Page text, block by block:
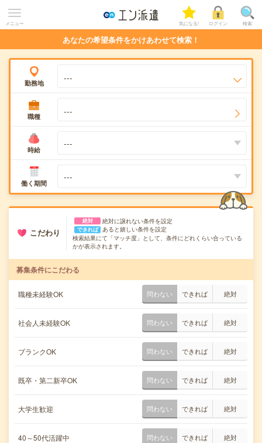
メニュー 気になる! ログイン 検索
あなたの希望条件をかけあわせて検索！
勤務地 ---
職種 ---
時給
働く期間
こだわり
絶対 絶対に譲れない条件を設定
できれば あると嬉しい条件を設定
検索結果にて「マッチ度」として、条件にどれくらい合っている
かが表示されます。
募集条件にこだわる
職種未経験OK 問わない できれば 絶対
社会人未経験OK 問わない できれば 絶対
ブランクOK 問わない できれば 絶対
既卒・第二新卒OK 問わない できれば 絶対
大学生歓迎 問わない できれば 絶対
40～50代活躍中 問わない できれば 絶対